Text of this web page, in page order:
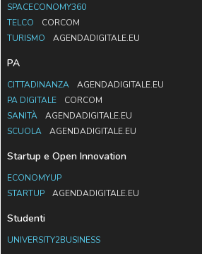
SPACECONOMY360
TELCO
CORCOM
TURISMO
AGENDADIGITALE.EU
PA
CITTADINANZA
AGENDADIGITALE.EU
PA DIGITALE
CORCOM
SANITÀ
AGENDADIGITALE.EU
SCUOLA
AGENDADIGITALE.EU
Startup e Open Innovation
ECONOMYUP
STARTUP
AGENDADIGITALE.EU
Studenti
UNIVERSITY2BUSINESS